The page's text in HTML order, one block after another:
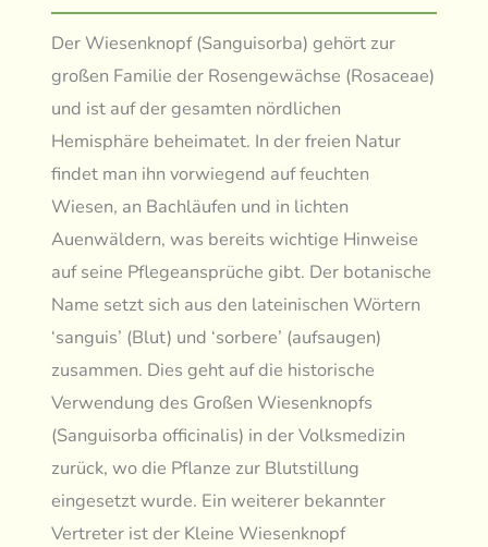
Der Wiesenknopf (Sanguisorba) gehört zur
großen Familie der Rosengewächse (Rosaceae)
und ist auf der gesamten nördlichen
Hemisphäre beheimatet. In der freien Natur
findet man ihn vorwiegend auf feuchten
Wiesen, an Bachläufen und in lichten
Auenwäldern, was bereits wichtige Hinweise
auf seine Pflegeansprüche gibt. Der botanische
Name setzt sich aus den lateinischen Wörtern
‘sanguis’ (Blut) und ‘sorbere’ (aufsaugen)
zusammen. Dies geht auf die historische
Verwendung des Großen Wiesenknopfs
(Sanguisorba officinalis) in der Volksmedizin
zurück, wo die Pflanze zur Blutstillung
eingesetzt wurde. Ein weiterer bekannter
Vertreter ist der Kleine Wiesenknopf